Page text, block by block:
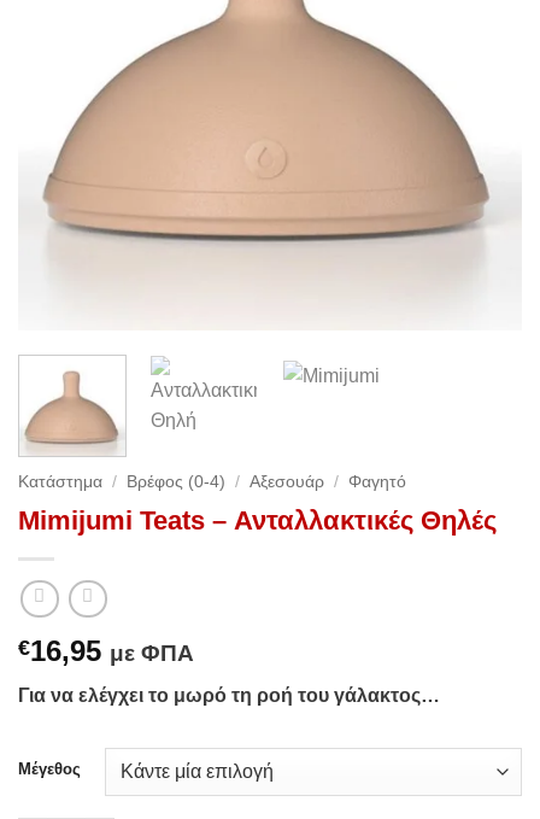
Κατάστημα / Βρέφος (0-4) / Αξεσουάρ / Φαγητό
Mimijumi Teats – Ανταλλακτικές Θηλές
€16,95 με ΦΠΑ
Για να ελέγχει το μωρό τη ροή του γάλακτος…
Μέγεθος